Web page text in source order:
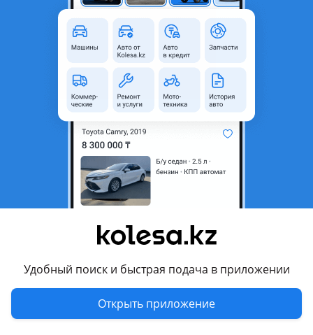
Удобный поиск и быстрая подача в приложении
Открыть приложение
Объявление находится в архиве и может быть
Алматы, Алматинская
2009 - 2013 F10/F11/F07
Седан
Объем двигателя, л
Пробег
Автомат
Руль
Слева
Цвет
Растаможен в Казахстане
Да